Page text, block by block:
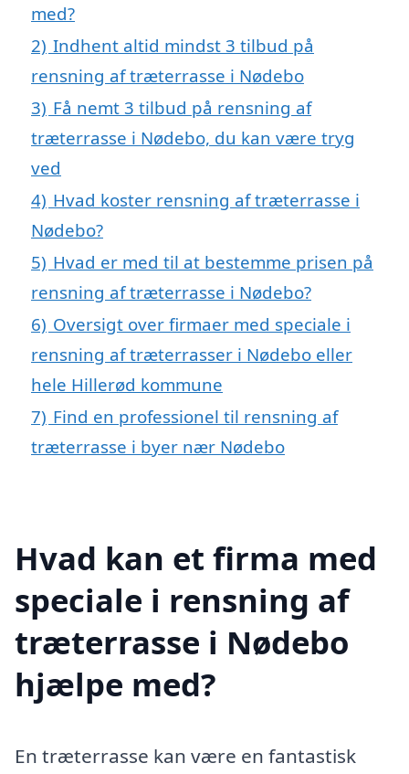
med?
2) Indhent altid mindst 3 tilbud på
rensning af træterrasse i Nødebo
3) Få nemt 3 tilbud på rensning af
træterrasse i Nødebo, du kan være tryg
ved
4) Hvad koster rensning af træterrasse i
Nødebo?
5) Hvad er med til at bestemme prisen på
rensning af træterrasse i Nødebo?
6) Oversigt over firmaer med speciale i
rensning af træterrasser i Nødebo eller
hele Hillerød kommune
7) Find en professionel til rensning af
træterrasse i byer nær Nødebo
Hvad kan et firma med
speciale i rensning af
træterrasse i Nødebo
hjælpe med?
En træterrasse kan være en fantastisk